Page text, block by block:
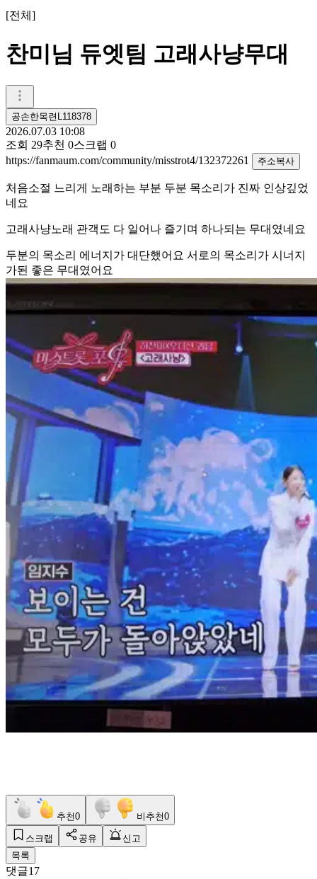
[전체 ]
찬미님 듀엣팀 고래사냥무대
공손한목련L118378
2026.07.03 10:08
조회 29추천 0스크랩 0
https://fanmaum.com/community/misstrot4/132372261
주소복사
처음소절 느리게 노래하는 부분 두분 목소리가 진짜 인상깊었
네요
고래사냥노래 관객도 다 일어나 즐기며 하나되는 무대였네요
두분의 목소리 에너지가 대단했어요 서로의 목소리가 시너지
가된 좋은 무대였어요
추천0 비추천0
스크랩 공유
신고
목록
댓글17